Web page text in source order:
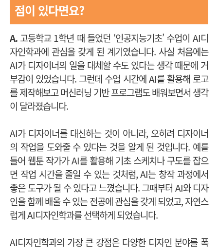
점이 있다면요?
A. 고등학교 1학년 때 들었던 ‘인공지능기초’ 수업이 AI디
자인학과에 관심을 갖게 된 계기였습니다. 사실 처음에는
AI가 디자이너의 일을 대체할 수도 있다는 생각 때문에 거
부감이 있었습니다. 그런데 수업 시간에 AI를 활용해 로고
를 제작해보고 머신러닝 기반 프로그램도 배워보면서 생각
이 달라졌습니다.
AI가 디자이너를 대신하는 것이 아니라, 오히려 디자이너
의 작업을 도와줄 수 있다는 것을 알게 된 것입니다. 예를
들어 웹툰 작가가 AI를 활용해 기초 스케치나 구도를 잡으
면 작업 시간을 줄일 수 있는 것처럼, AI는 창작 과정에서
좋은 도구가 될 수 있다고 느꼈습니다. 그때부터 AI와 디자
인을 함께 배울 수 있는 전공에 관심을 갖게 되었고, 자연스
럽게 AI디자인학과를 선택하게 되었습니다.
AI디자인학과의 가장 큰 강점은 다양한 디자인 분야를 폭